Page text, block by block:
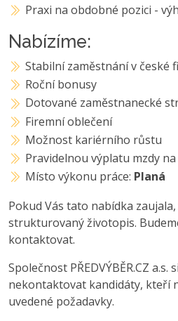
Praxi na obdobné pozici -
Nabízíme:
Stabilní zaměstnání v české
Roční bonusy
Dotované zaměstnanecké
Firemní oblečení
Možnost kariérního růstu
Pravidelnou výplatu mzdy
Místo výkonu práce: Planá
Pokud Vás tato nabídka
strukturovaný životopis.
kontaktovat.
Společnost PŘEDVÝBĚR.CZ
nekontaktovat kandidáty, kteří
uvedené požadavky.